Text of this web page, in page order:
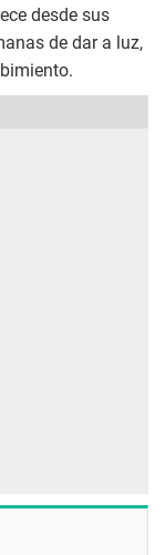
desde sus
de dar a luz,